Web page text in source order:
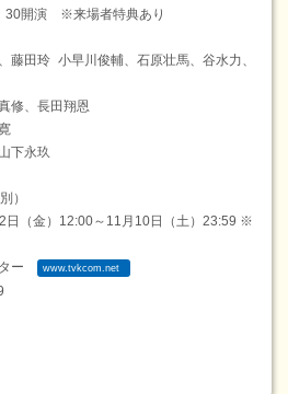
開演 ※来場者特典あり
藤田玲 小早川俊輔、石原壮馬、谷水力、
修、長田翔恩
下永玖
）
日（金）12:00～11月10日（土）23:59 ※
ー
www.tvkcom.net